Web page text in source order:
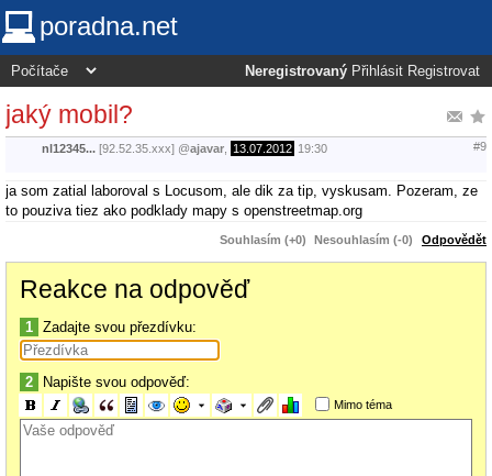
poradna.net
Neregistrovaný Přihlásit Registrovat
jaký mobil?
nl12345... [92.52.35.xxx] @ajavar 13.07.2012 19:30 #9
ja som zatial laboroval s Locusom, ale dik za tip, vyskusam. Pozeram, ze
to pouziva tiez ako podklady mapy s openstreetmap.org
Souhlasím (+0) Nesouhlasím (-0) Odpovědět
Reakce na odpověď
1 Zadajte svou přezdívku:
2 Napište svou odpověď:
Mimo téma